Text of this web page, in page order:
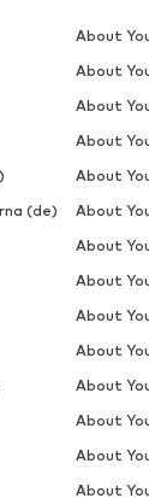
About
About
About
About
About
(de)
About
About
About
About
About
About
About
About
About